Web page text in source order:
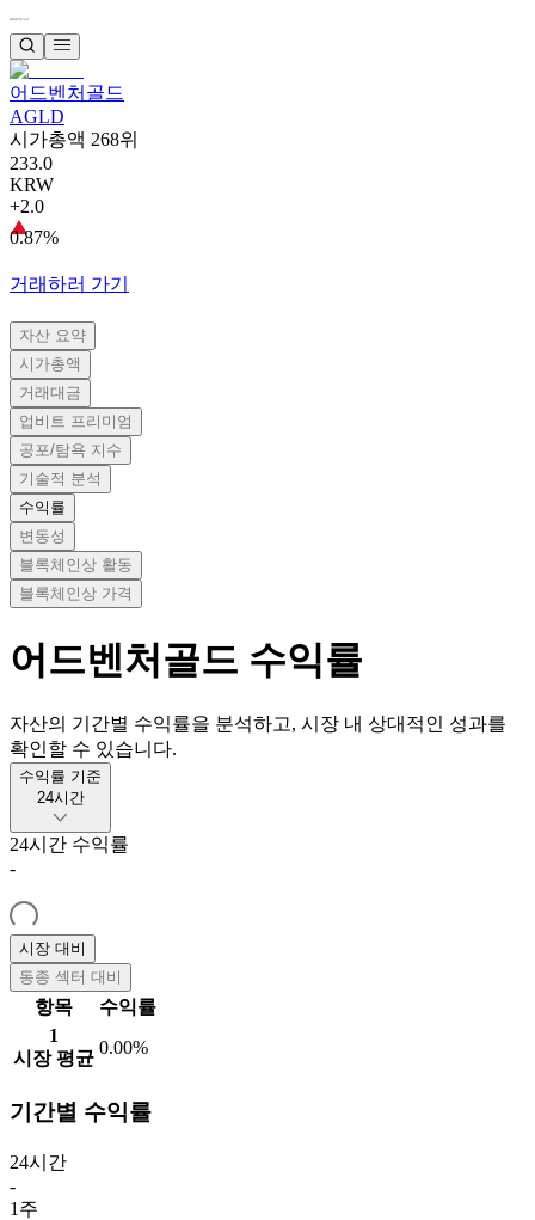
어드벤처골드
AGLD
시가총액 268위
233.0
KRW
+2.0
0.87%
거래하러 가기
자산 요약
시가총액
거래대금
업비트 프리미엄
공포/탐욕 지수
기술적 분석
수익률
변동성
블록체인상 활동
블록체인상 가격
어드벤처골드 수익률
자산의 기간별 수익률을 분석하고, 시장 내 상대적인 성과를
확인할 수 있습니다.
수익률 기준
24시간
24시간 수익률
-
시장 대비
동종 섹터 대비
항목
수익률
1
시장 평균
0.00%
기간별 수익률
24시간
-
1주